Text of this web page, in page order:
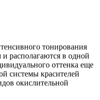
тонирования
и располагаются в одной
оттенка еще
системы красителей
окислительной